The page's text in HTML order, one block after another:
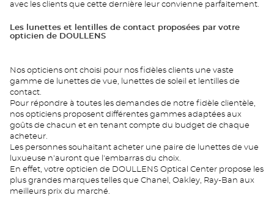
avec les clients que cette dernière leur convienne parfaitement.
Les lunettes et lentilles de contact proposées par votre
opticien de DOULLENS
Nos opticiens ont choisi pour nos fidèles clients une vaste
gamme de lunettes de vue, lunettes de soleil et lentilles de
contact.
Pour répondre à toutes les demandes de notre fidèle clientèle,
nos opticiens proposent différentes gammes adaptées aux
goûts de chacun et en tenant compte du budget de chaque
acheteur.
Les personnes souhaitant acheter une paire de lunettes de vue
luxueuse n'auront que l'embarras du choix.
En effet, votre opticien de DOULLENS Optical Center propose les
plus grandes marques telles que Chanel, Oakley, Ray-Ban aux
meilleurs prix du marché.